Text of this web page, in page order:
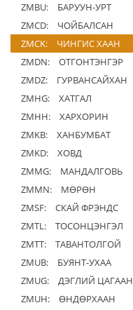
ZMBU:
БАРУУН-УРТ
ZMCD:
ЧОЙБАЛСАН
ZMCK:
ЧИНГИС ХААН
ZMDN:
ОТГОНТЭНГЭР
ZMDZ:
ГУРВАНСАЙХАН
ZMHG:
ХАТГАЛ
ZMHH:
ХАРХОРИН
ZMKB:
ХАНБУМБАТ
ZMKD:
ХОВД
ZMMG:
МАНДАЛГОВЬ
ZMMN:
МӨРӨН
ZMSF:
СКАЙ ФРЭНДС
ZMTL:
ТОСОНЦЭНГЭЛ
ZMTT:
ТАВАНТОЛГОЙ
ZMUB:
БУЯНТ-УХАА
ZMUG:
ДЭГЛИЙ ЦАГААН
ZMUH:
ӨНДӨРХААН